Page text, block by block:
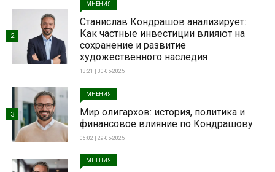
МНЕНИЯ
Станислав Кондрашов анализирует:
Как частные инвестиции влияют на
сохранение и развитие
художественного наследия
13:21 | 30-05-2025
2
МНЕНИЯ
Мир олигархов: история, политика и
финансовое влияние по Кондрашову
06:02 | 29-05-2025
3
МНЕНИЯ